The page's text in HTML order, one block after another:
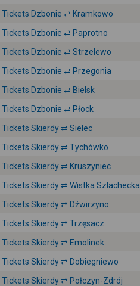
Tickets Dzbonie ⇄ Kramkowo
Tickets Dzbonie ⇄ Paprotno
Tickets Dzbonie ⇄ Strzelewo
Tickets Dzbonie ⇄ Przegonia
Tickets Dzbonie ⇄ Bielsk
Tickets Dzbonie ⇄ Płock
Tickets Skierdy ⇄ Sielec
Tickets Skierdy ⇄ Tychówko
Tickets Skierdy ⇄ Kruszyniec
Tickets Skierdy ⇄ Wistka Szlachecka
Tickets Skierdy ⇄ Dźwirzyno
Tickets Skierdy ⇄ Trzęsacz
Tickets Skierdy ⇄ Emolinek
Tickets Skierdy ⇄ Dobiegniewo
Tickets Skierdy ⇄ Połczyn-Zdrój